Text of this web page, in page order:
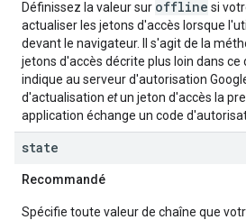
Définissez la valeur sur offline si
actualiser les jetons d'accès lorsque
devant le navigateur. Il s'agit de la
jetons d'accès décrite plus loin dans
indique au serveur d'autorisation
d'actualisation etun jeton d'accès la
application échange un code
state
Recommandé
Spécifie toute valeur de chaîne que